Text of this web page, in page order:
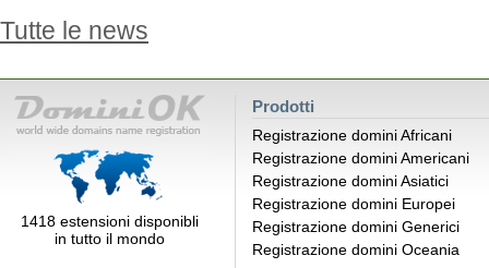
Tutte le news
1418 estensioni disponibli
in tutto il mondo
Prodotti
Registrazione domini Africani
Registrazione domini Americani
Registrazione domini Asiatici
Registrazione domini Europei
Registrazione domini Generici
Registrazione domini Oceania